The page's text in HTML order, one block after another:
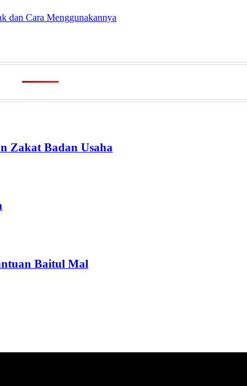
dan Cara Menggunakannya
Zakat Badan Usaha
Baitul Mal